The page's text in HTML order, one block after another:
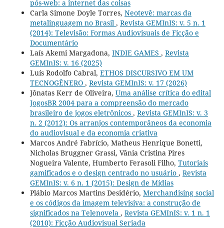
pós-web: a internet das coisas
Carla Simone Doyle Torres, Neotevê: marcas da
metalinguagem no Brasil , Revista GEMInIS: v. 5 n. 1
(2014): Televisão: Formas Audiovisuais de Ficção e
Documentário
Laís Akemi Margadona, INDIE GAMES , Revista
GEMInIS: v. 16 (2025)
Luís Rodolfo Cabral, ETHOS DISCURSIVO EM UM
TECNOGÊNERO , Revista GEMInIS: v. 17 (2026)
Jônatas Kerr de Oliveira, Uma análise crítica do edital
JogosBR 2004 para a compreensão do mercado
brasileiro de jogos eletrônicos , Revista GEMInIS: v. 3
n. 2 (2012): Os arranjos contemporâneos da economia
do audiovisual e da economia criativa
Marcos André Fabrício, Matheus Henrique Bonetti,
Nicholas Bruggner Grassi, Vânia Cristina Pires
Nogueira Valente, Humberto Ferasoli Filho, Tutoriais
gamificados e o design centrado no usuário , Revista
GEMInIS: v. 6 n. 1 (2015): Design de Mídias
Plábio Marcos Martins Desidério, Merchandising social
e os códigos da imagem televisiva: a construção de
significados na Telenovela , Revista GEMInIS: v. 1 n. 1
(2010): Ficção Audiovisual Seriada